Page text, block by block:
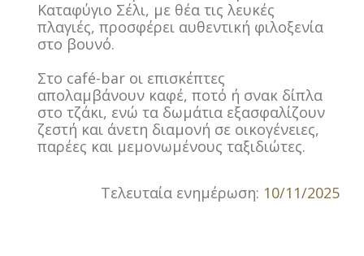
Καταφύγιο Σέλι, με θέα τις λευκές
πλαγιές, προσφέρει αυθεντική φιλοξενία
στο βουνό.
Στο café-bar οι επισκέπτες
απολαμβάνουν καφέ, ποτό ή σνακ δίπλα
στο τζάκι, ενώ τα δωμάτια εξασφαλίζουν
ζεστή και άνετη διαμονή σε οικογένειες,
παρέες και μεμονωμένους ταξιδιώτες.
Τελευταία ενημέρωση: 10/11/2025